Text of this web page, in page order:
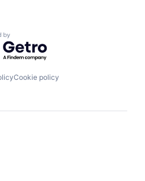
by Getro.com
Cookie policy